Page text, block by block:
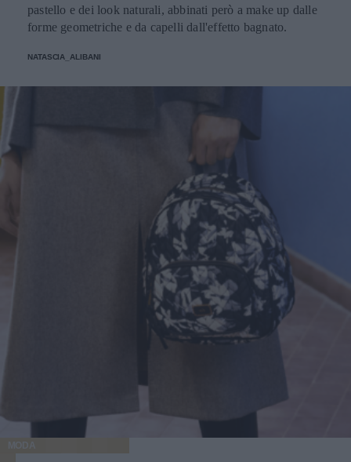
pastello e dei look naturali, abbinati però a make up dalle
forme geometriche e da capelli dall'effetto bagnato.
NATASCIA_ALIBANI
MODA